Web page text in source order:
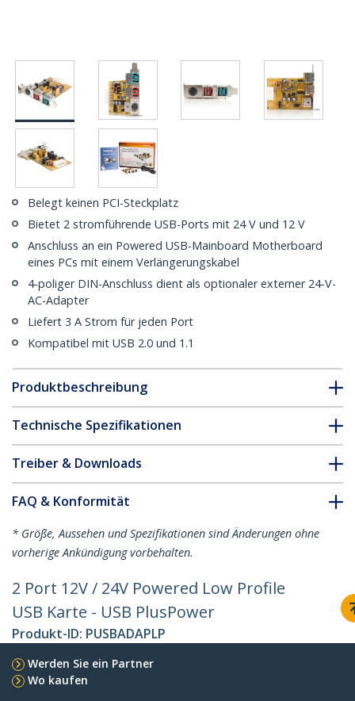
Belegt keinen PCI-Steckplatz
Bietet 2 stromführende USB-Ports mit 24 V und 12 V
Anschluss an ein Powered USB-Mainboard Motherboard
eines PCs mit einem Verlängerungskabel
4-poliger DIN-Anschluss dient als optionaler externer 24-V-
AC-Adapter
Liefert 3 A Strom für jeden Port
Kompatibel mit USB 2.0 und 1.1
Produktbeschreibung
Technische Spezifikationen
Treiber & Downloads
FAQ & Konformität
* Größe, Aussehen und Spezifikationen sind Änderungen ohne
vorherige Ankündigung vorbehalten.
2 Port 12V / 24V Powered Low Profile
USB Karte - USB PlusPower
Produkt-ID: PUSBADAPLP
Werden Sie ein Partner
Wo kaufen